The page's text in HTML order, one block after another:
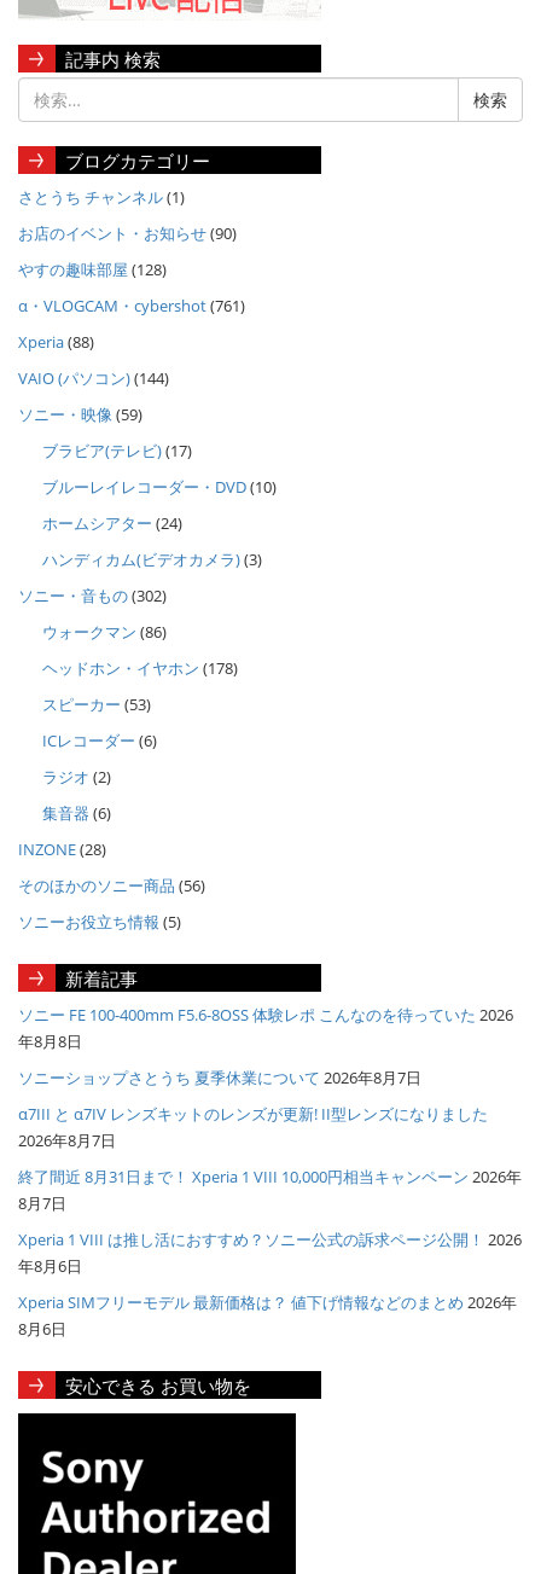
記事内 検索
ブログカテゴリー
さとうち チャンネル(1)
お店のイベント・お知らせ(90)
やすの趣味部屋 (128)
α・VLOGCAM・cybershot(761)
Xperia(88)
VAIO (パソコン)(144)
ソニー・映像 (59)
ブラビア(テレビ)(17)
ブルーレイレコーダー・DVD(10)
ホームシアター (24)
ハンディカム(ビデオカメラ)(3)
ソニー・音もの(302)
ウォークマン (86)
ヘッドホン・イヤホン (178)
スピーカー (53)
ICレコーダー (6)
ラジオ (2)
集音器 (6)
INZONE(28)
そのほかのソニー商品 (56)
ソニーお役立ち情報 (5)
新着記事
ソニー FE 100-400mm F5.6-8OSS 体験レポ こんなのを待っていた 2026
年8月8日
ソニーショップさとうち 夏季休業について 2026年8月7日
α7III と α7IV レンズキットのレンズが更新! II型レンズになりました
2026年8月7日
終了間近 8月31日まで！ Xperia 1 VIII 10,000円相当キャンペーン 2026年
8月7日
Xperia 1 VIII は推し活におすすめ？ソニー公式の訴求ページ公開！ 2026
年8月6日
Xperia SIMフリーモデル 最新価格は？ 値下げ情報などのまとめ 2026年
8月6日
安心できる お買い物を